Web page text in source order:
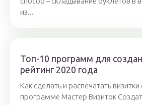
из...
Топ-10 программ для
рейтинг 2020 года
Как сделать и распечатать
программе Мастер Визиток